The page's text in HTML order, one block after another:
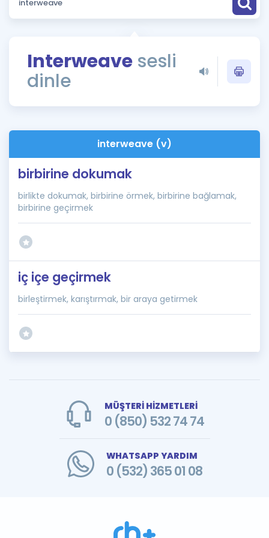
ÖSYM Sınav Takvimi
Kampanyalar
İngilizce Gramer
Interweave sesli
dinle
interweave (v)
birbirine dokumak
birlikte dokumak, birbirine örmek, birbirine bağlamak,
birbirine geçirmek
iç içe geçirmek
birleştirmek, karıştırmak, bir araya getirmek
MÜŞTERİ HİZMETLERİ
0 (850) 532 74 74
WHATSAPP YARDIM
0 (532) 365 01 08